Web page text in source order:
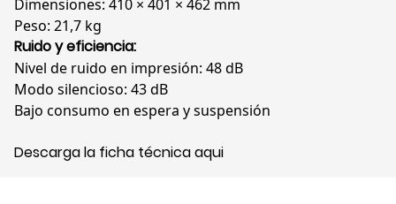
Dimensiones: 410 × 401 × 462 mm
Peso: 21,7 kg
Ruido y eficiencia:
Nivel de ruido en impresión: 48 dB
Modo silencioso: 43 dB
Bajo consumo en espera y suspensión
Descarga la ficha técnica aqui